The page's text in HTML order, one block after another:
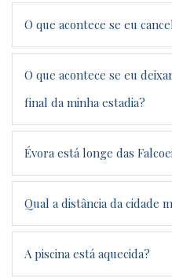
O que acontece se eu
O que acontece se eu
final da minha estadia?
Évora está longe das
Qual a distância da cidade
A piscina está aquecida?